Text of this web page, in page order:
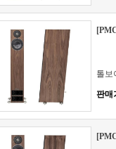
톨보
판매